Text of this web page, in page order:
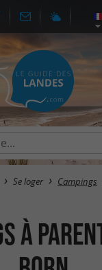
Se loger Campings
à